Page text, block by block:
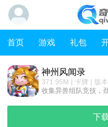
首页 游戏 礼包
神州风闻录
371.95M | 卡牌 | 版
收集异兽组队竞技，
下